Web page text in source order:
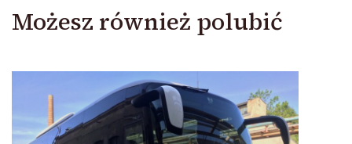
Możesz również polubić